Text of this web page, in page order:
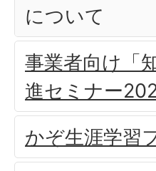
について
事業者向け「
進セミナー
かぞ生涯学習